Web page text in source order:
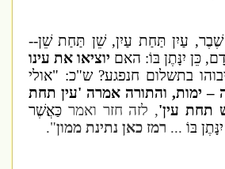
עַיִן תַּחַת עַיִן, שֵׁן תַּחַת שֵׁן--
כֵּן יִנָּתֶן בּוֹ: האםיוציאו את עינו
בתשלום חנפגע? ש"כ: "אולי
– ימות, והתורה אמרה 'עין תחת
תחת עין', לזה חזר ואמרכַּאֲשֶׁר
בּוֹ ...רמז כאן נתינת ממון".